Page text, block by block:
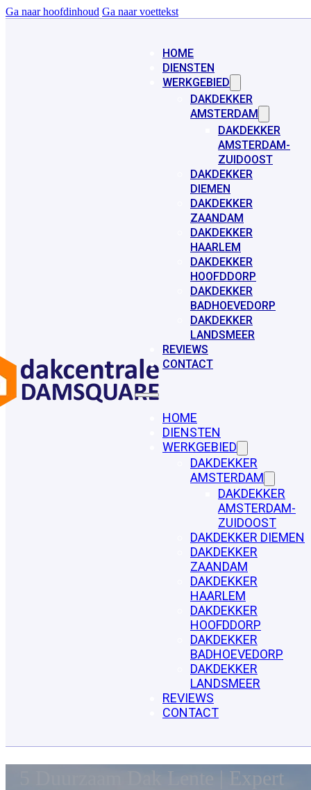
Ga naar hoofdinhoud Ga naar voettekst
HOME
DIENSTEN
WERKGEBIED
DAKDEKKER
AMSTERDAM
DAKDEKKER
AMSTERDAM-
ZUIDOOST
DAKDEKKER
DIEMEN
DAKDEKKER
ZAANDAM
DAKDEKKER
HAARLEM
DAKDEKKER
HOOFDDORP
DAKDEKKER
BADHOEVEDORP
DAKDEKKER
LANDSMEER
REVIEWS
CONTACT
HOME
DIENSTEN
WERKGEBIED
DAKDEKKER
AMSTERDAM
DAKDEKKER
AMSTERDAM-
ZUIDOOST
DAKDEKKER DIEMEN
DAKDEKKER
ZAANDAM
DAKDEKKER
HAARLEM
DAKDEKKER
HOOFDDORP
DAKDEKKER
BADHOEVEDORP
DAKDEKKER
LANDSMEER
REVIEWS
CONTACT
5 Duurzaam Dak Lente | Expert